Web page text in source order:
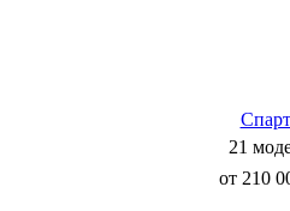
21
от 210